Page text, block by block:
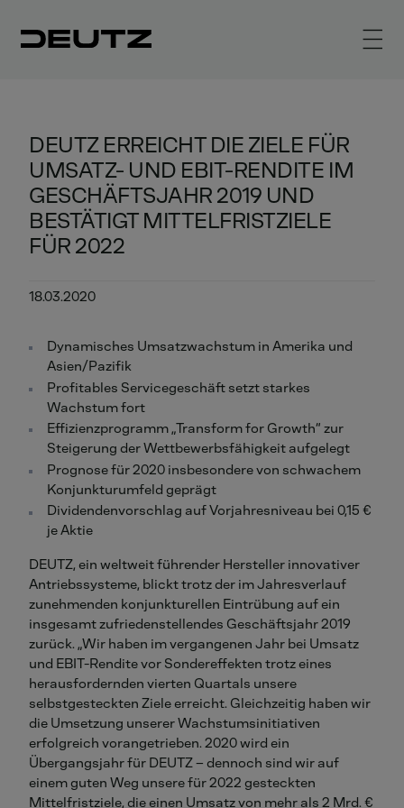
DEUTZ ERREICHT DIE ZIELE FÜR
UMSATZ- UND EBIT-RENDITE IM
GESCHÄFTSJAHR 2019 UND
BESTÄTIGT MITTELFRISTZIELE
FÜR 2022
18.03.2020
Dynamisches Umsatzwachstum in Amerika und
Asien/Pazifik
Profitables Servicegeschäft setzt starkes
Wachstum fort
Effizienzprogramm „Transform for Growth“ zur
Steigerung der Wettbewerbsfähigkeit aufgelegt
Prognose für 2020 insbesondere von schwachem
Konjunkturumfeld geprägt
Dividendenvorschlag auf Vorjahresniveau bei 0,15 €
je Aktie
DEUTZ, ein weltweit führender Hersteller innovativer
Antriebssysteme, blickt trotz der im Jahresverlauf
zunehmenden konjunkturellen Eintrübung auf ein
insgesamt zufriedenstellendes Geschäftsjahr 2019
zurück. „Wir haben im vergangenen Jahr bei Umsatz
und EBIT-Rendite vor Sondereffekten trotz eines
herausfordernden vierten Quartals unsere
selbstgesteckten Ziele erreicht. Gleichzeitig haben wir
die Umsetzung unserer Wachstumsinitiativen
erfolgreich vorangetrieben. 2020 wird ein
Übergangsjahr für DEUTZ – dennoch sind wir auf
einem guten Weg unsere für 2022 gesteckten
Mittelfristziele, die einen Umsatz von mehr als 2 Mrd. €